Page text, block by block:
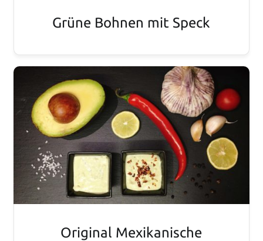
Grüne Bohnen mit Speck
Original Mexikanische